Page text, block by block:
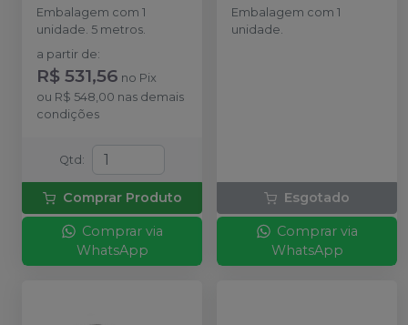
Embalagem com 1
unidade. 5 metros.
a partir de:
R$ 531,56 no Pix
ou R$ 548,00 nas demais
condições
Qtd :
Comprar Produto
Comprar via
WhatsApp
Embalagem com 1
unidade.
Esgotado
Comprar via
WhatsApp